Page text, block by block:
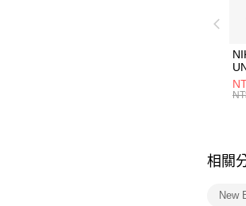
統
相關
New